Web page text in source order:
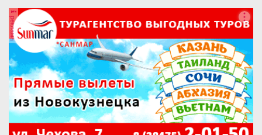
Состоится мероприятие напроспекте Притомский, 12
(вход со стороны гостиницы "Лёд"), участие
бесплатное. Напомним, власти велели массово
готовить аптечки , чтобы те всегда находились в
укрытиях на случай воздушной атаки. Также две
недели назад сообщалось , что минздраву Кузбасса,
департаменту по чрезвычайным ситуациям, главам
муниципальных образований и министерству
образования поручили срочно организовать обучение
граждан первой помощи.
реклама